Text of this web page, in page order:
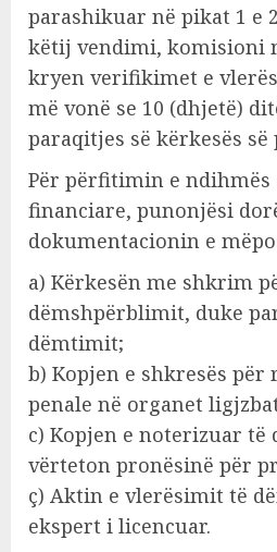
parashikuar në pikat 1 e
këtij vendimi, komisioni
kryen verifikimet e
më vonë se 10 (dhjetë)
paraqitjes së kërkesës
Për përfitimin e ndihmës
financiare, punonjësi
dokumentacionin e
a) Kërkesën me shkrim
dëmshpërblimit, duke
dëmtimit;
b) Kopjen e shkresës
penale në organet
c) Kopjen e noterizuar të
vërteton pronësinë për
ç) Aktin e vlerësimit të
ekspert i licencuar.